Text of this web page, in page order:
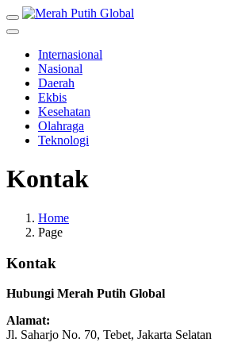
Internasional
Nasional
Daerah
Ekbis
Kesehatan
Olahraga
Teknologi
Kontak
Home
Page
Kontak
Hubungi Merah Putih Global
Alamat:
Jl. Saharjo No. 70, Tebet, Jakarta Selatan